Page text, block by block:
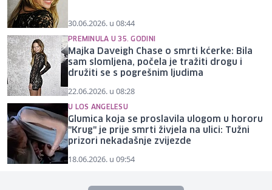
30.06.2026. u 08:44
PREMINULA U 35. GODINI
Majka Daveigh Chase o smrti kćerke: Bila
sam slomljena, počela je tražiti drogu i
družiti se s pogrešnim ljudima
22.06.2026. u 08:28
U LOS ANGELESU
Glumica koja se proslavila ulogom u hororu
"Krug" je prije smrti živjela na ulici: Tužni
prizori nekadašnje zvijezde
18.06.2026. u 09:54